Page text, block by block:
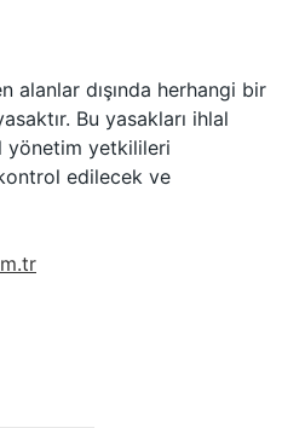
alanlar dışında herhangi bir
Bu yasakları ihlal
yönetim yetkilileri
edilecek ve